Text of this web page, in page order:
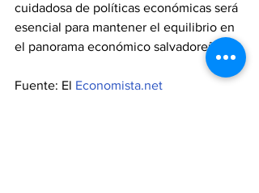
cuidadosa de políticas económicas será
esencial para mantener el equilibrio en
el panorama económico salvadoreño.
Fuente: El Economista.net